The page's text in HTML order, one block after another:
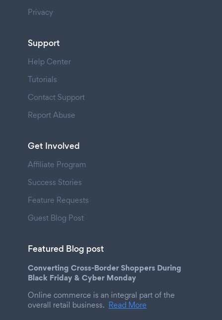
Privacy
Support
Help Center
Tutorials
Contact Support
Report Abuse
Get Involved
Affiliate Program
Success Stories
Feature Requests
Guest Blog Post
Featured Blog post
Converting Cross-Border Shoppers During
Black Friday & Cyber Monday
Online commerce is an integral part of the
overall retail business. Read More